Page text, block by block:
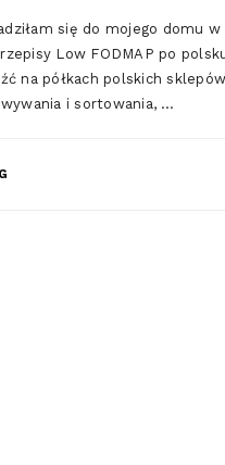
się do mojego domu
Low FODMAP po
na półkach polskich
i sortowania, …